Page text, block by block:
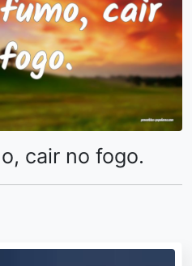
cair no fogo.